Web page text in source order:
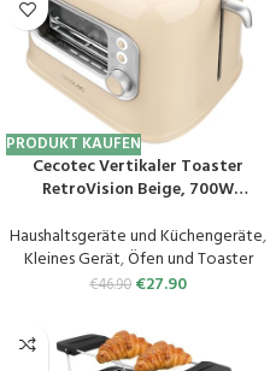
PRODUKT KAUFEN
Cecotec Vertikaler Toaster
RetroVision Beige, 700W
Einzigartiges Anzeige-Design,
Bräunungssteuerung, Retro-
Design, Staubabdeckung
Haushaltsgeräte und Küchengeräte,
Kleines Gerät,Öfen und Toaster
€46.90 €27.90